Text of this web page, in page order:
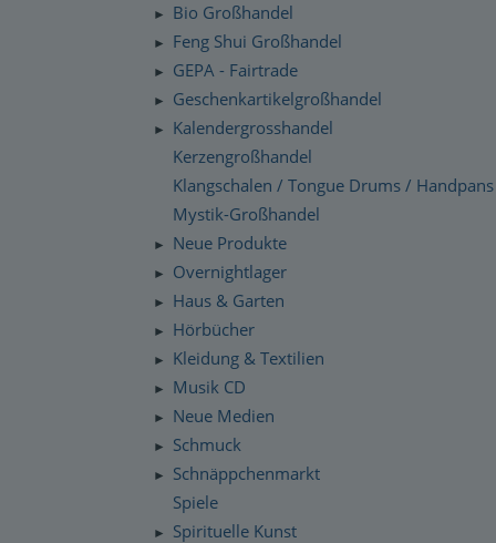
► Bio Großhandel
► Feng Shui Großhandel
► GEPA - Fairtrade
► Geschenkartikelgroßhandel
►
Kalendergrosshandel
Kerzengroßhandel
Klangschalen / Tongue Drums /
Mystik-Großhandel
► Neue Produkte
► Overnightlager
► Haus & Garten
► Hörbücher
► Kleidung & Textilien
► Musik CD
► Neue Medien
► Schmuck
►
Schnäppchenmarkt
Spiele
► Spirituelle Kunst